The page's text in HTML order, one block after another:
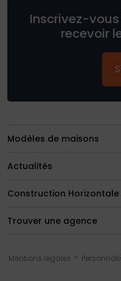
Inscrivez-
recevoir
Modèles de maisons
Actualités
Construction Horizontale
Trouver une agence
Mentions légales